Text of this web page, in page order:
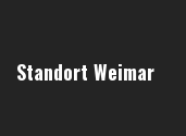
Standort Weimar